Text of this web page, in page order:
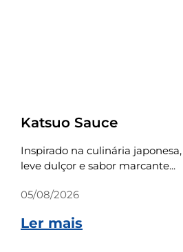
Katsuo Sauce
Inspirado na culinária
leve dulçor e sabor marcante...
05/08/2026
Ler mais